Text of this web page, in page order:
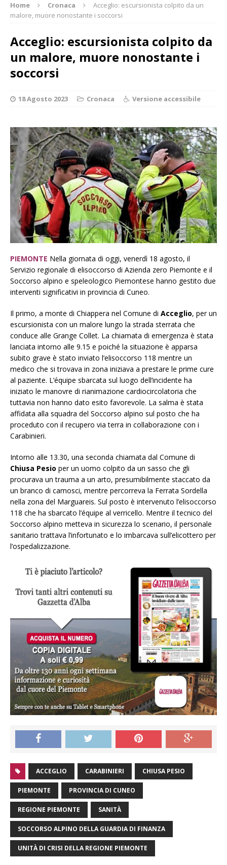
Home Cronaca
Acceglio: escursionista colpito da un
malore, muore nonostante i soccorsi
Acceglio: escursionista colpito da
un malore, muore nonostante i
soccorsi
18 Agosto 2023 Cronaca Versione accessibile
PIEMONTE Nella giornata di oggi, venerdì 18 agosto, il
Servizio regionale di elisoccorso di Azienda zero Piemonte e il
Soccorso alpino e speleologico Piemontese hanno gestito due
interventi significativi in provincia di Cuneo.
Il primo, a monte di Chiappera nel Comune di Acceglio, per un
escursionista con un malore lungo la strada sterrata che
conduce alle Grange Collet. La chiamata di emergenza è stata
lanciata intorno alle 9.15 e poiché la situazione è apparsa
subito grave è stato inviato l’elisoccorso 118 mentre un
medico che si trovava in zona iniziava a prestare le prime cure
al paziente. L’équipe sbarcata sul luogo dell’incidente ha
iniziato le manovre di rianimazione cardiocircolatoria che
tuttavia non hanno dato esito favorevole. La salma è stata
affidata alla squadra del Soccorso alpino sul posto che ha
proceduto con il recupero via terra in collaborazione con i
Carabinieri.
Intorno alle 13.30, una seconda chiamata dal Comune di
Chiusa Pesio per un uomo colpito da un sasso che gli
procurava un trauma a un arto, presumibilmente staccato da
un branco di camosci, mentre percorreva la Ferrata Sordella
nella zona del Marguareis. Sul posto è intervenuto l’elisoccorso
118 che ha sbarcato l’équipe al verricello. Mentre il tecnico del
Soccorso alpino metteva in sicurezza lo scenario, il personale
sanitario trattava l’infortunato e lo imbarcava sull’elicottero per
l’ospedalizzazione.
ACCEGLIO CARABINIERI CHIUSA PESIO
PIEMONTE PROVINCIA DI CUNEO
REGIONE PIEMONTE SANITÀ
SOCCORSO ALPINO DELLA GUARDIA DI FINANZA
UNITÀ DI CRISI DELLA REGIONE PIEMONTE